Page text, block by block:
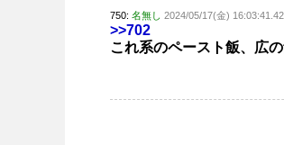
750: 名無し 2024/05/17(金) 16:03:41.42
>>702
これ系のペースト飯、広